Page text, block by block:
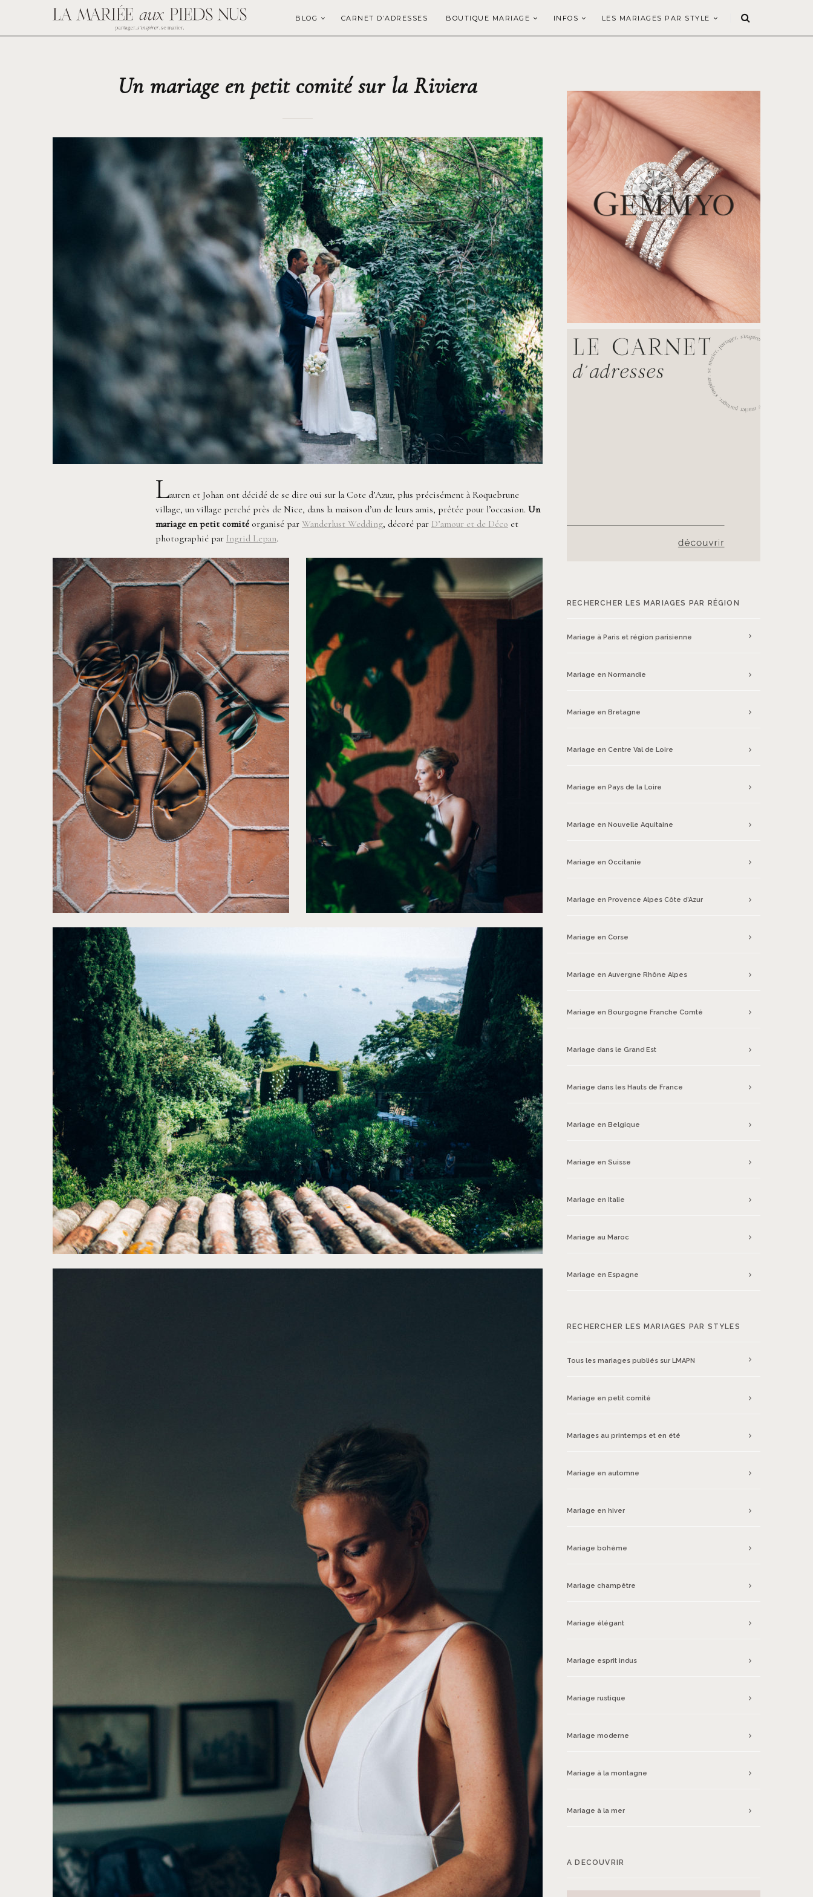
BLOG CARNET D’ADRESSES BOUTIQUE MARIAGE INFOS LES MARIAGES PAR STYLE
Un mariage en petit comité sur la Riviera
Lauren et Johan ont décidé de se dire oui sur la Cote d’Azur, plus précisément à Roquebrune
village, un village perché près de Nice, dans la maison d’un de leurs amis, prêtée pour l’occasion. Un
mariage en petit comité organisé par Wanderlust Wedding, décoré par D’amour et de Déco et
photographié par Ingrid Lepan.
RECHERCHER LES MARIAGES PAR RÉGION
Mariage à Paris et région parisienne
Mariage en Normandie
Mariage en Bretagne
Mariage en Centre Val de Loire
Mariage en Pays de la Loire
Mariage en Nouvelle Aquitaine
Mariage en Occitanie
Mariage en Provence Alpes Côte d’Azur
Mariage en Corse
Mariage en Auvergne Rhône Alpes
Mariage en Bourgogne Franche Comté
Mariage dans le Grand Est
Mariage dans les Hauts de France
Mariage en Belgique
Mariage en Suisse
Mariage en Italie
Mariage au Maroc
Mariage en Espagne
RECHERCHER LES MARIAGES PAR STYLES
Tous les mariages publiés sur LMAPN
Mariage en petit comité
Mariages au printemps et en été
Mariage en automne
Mariage en hiver
Mariage bohème
Mariage champêtre
Mariage élégant
Mariage esprit indus
Mariage rustique
Mariage moderne
Mariage à la montagne
Mariage à la mer
A DECOUVRIR